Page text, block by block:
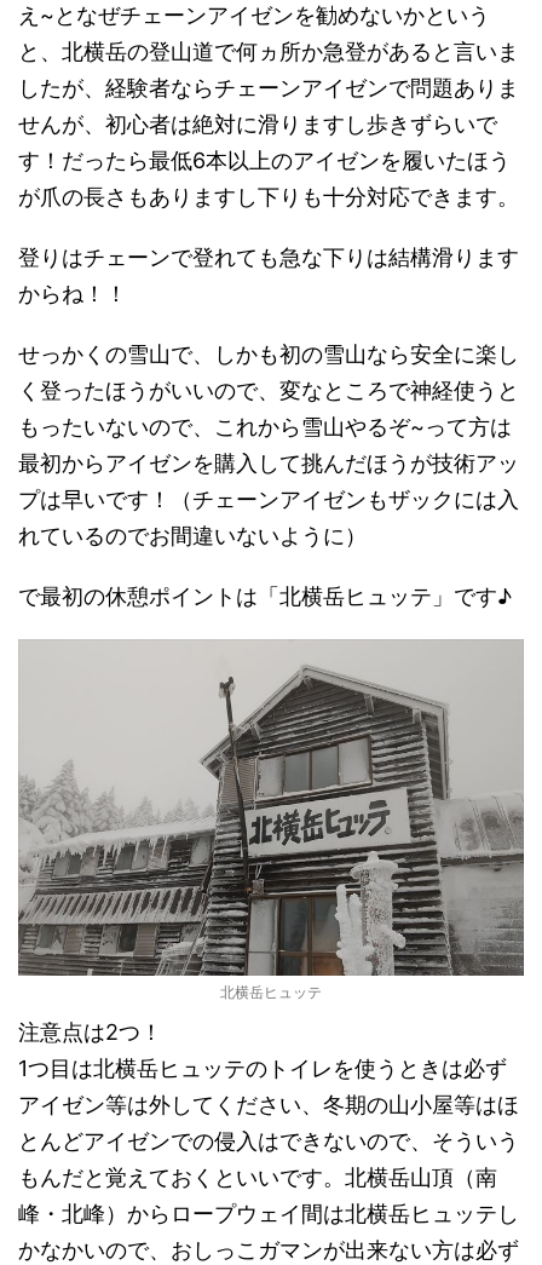
え~となぜチェーンアイゼンを勧めないかという
と、北横岳の登山道で何ヵ所か急登があると言いま
したが、経験者ならチェーンアイゼンで問題ありま
せんが、初心者は絶対に滑りますし歩きずらいで
す！だったら最低6本以上のアイゼンを履いたほう
が爪の長さもありますし下りも十分対応できます。
登りはチェーンで登れても急な下りは結構滑ります
からね！！
せっかくの雪山で、しかも初の雪山なら安全に楽し
く登ったほうがいいので、変なところで神経使うと
もったいないので、これから雪山やるぞ~って方は
最初からアイゼンを購入して挑んだほうが技術アッ
プは早いです！（チェーンアイゼンもザックには入
れているのでお間違いないように）
で最初の休憩ポイントは「北横岳ヒュッテ」です♪
北横岳ヒュッテ
注意点は2つ！
1つ目は北横岳ヒュッテのトイレを使うときは必ず
アイゼン等は外してください、冬期の山小屋等はほ
とんどアイゼンでの侵入はできないので、そういう
もんだと覚えておくといいです。北横岳山頂（南
峰・北峰）からロープウェイ間は北横岳ヒュッテし
かなかいので、おしっこガマンが出来ない方は必ず